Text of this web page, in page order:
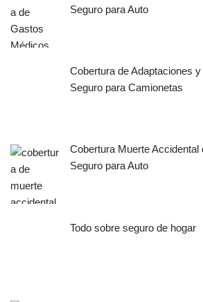
Seguro para Auto
Cobertura de Adaptaciones
Seguro para Camionetas
Cobertura Muerte Accidental
Seguro para Auto
Todo sobre seguro de hogar